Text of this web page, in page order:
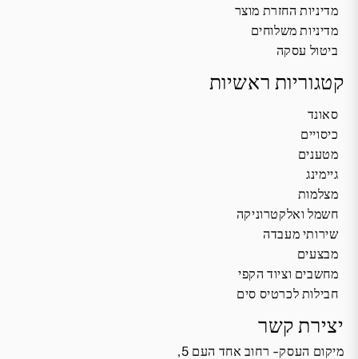
מדיניות החזרת מוצר
מדיניות משלוחים
ביטול עסקה
קטגוריות ראשיות
סאונד
כיסויים
מטענים
גיימינג
מצלמות
חשמל ואלקטרוניקה
שירותי מעבדה
מבצעים
מחשבים וציוד הקפי
חבילות לכרטיס סים
יצירת קשר
מיקום העסק- רחוב אחד העם 5,